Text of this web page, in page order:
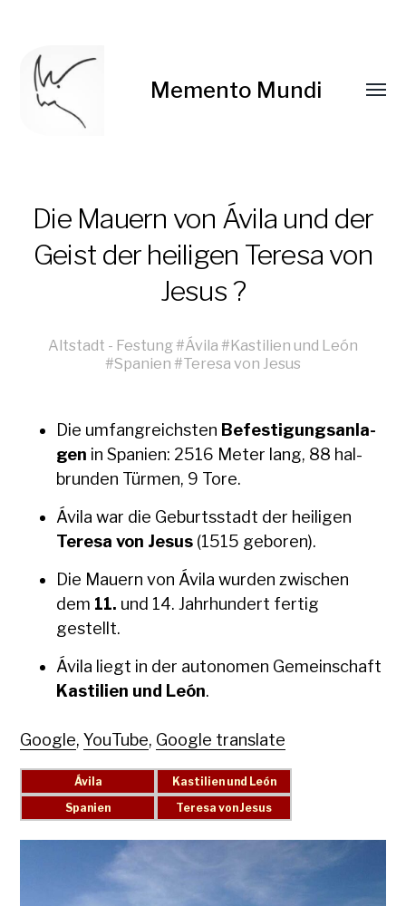
Memento Mundi
Die Mauern von Ávila und der
Geist der heiligen Teresa von
Jesus ?
Altstadt - Festung#Ávila #Kastilien und León
#Spanien #Teresa von Jesus
Die umfan­gre­ich­sten Befes­ti­gungsan­la­
gen in Spanien: 2516 Meter lang, 88 hal­
brun­den Tür­men, 9 Tore.
Ávi­la war die Geburtsstadt der heili­gen
Tere­sa von Jesus (1515 geboren).
Die Mauern von Ávi­la wur­den zwis­chen
dem 11. und 14. Jahrhun­dert fer­tig
gestellt.
Ávi­la liegt in der autonomen Gemein­schaft
Kastilien und León.
Google,YouTube, Google translate